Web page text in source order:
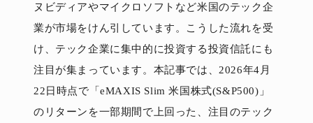
ヌビディアやマイクロソフトなど米国のテック企
業が市場をけん引しています。こうした流れを受
け、テック企業に集中的に投資する投資信託にも
注目が集まっています。本記事では、2026年4月
22日時点で「eMAXIS Slim 米国株式(S&P500)」
のリターンを一部期間で上回った、注目のテック